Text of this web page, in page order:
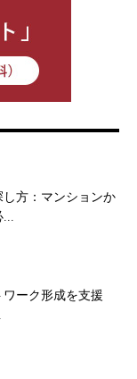
方：マンションか
...
ワーク形成を支援